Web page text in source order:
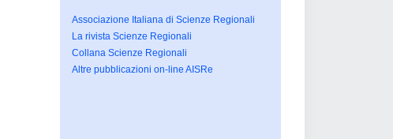
Associazione Italiana di Scienze Regionali
La rivista Scienze Regionali
Collana Scienze Regionali
Altre pubblicazioni on-line AISRe